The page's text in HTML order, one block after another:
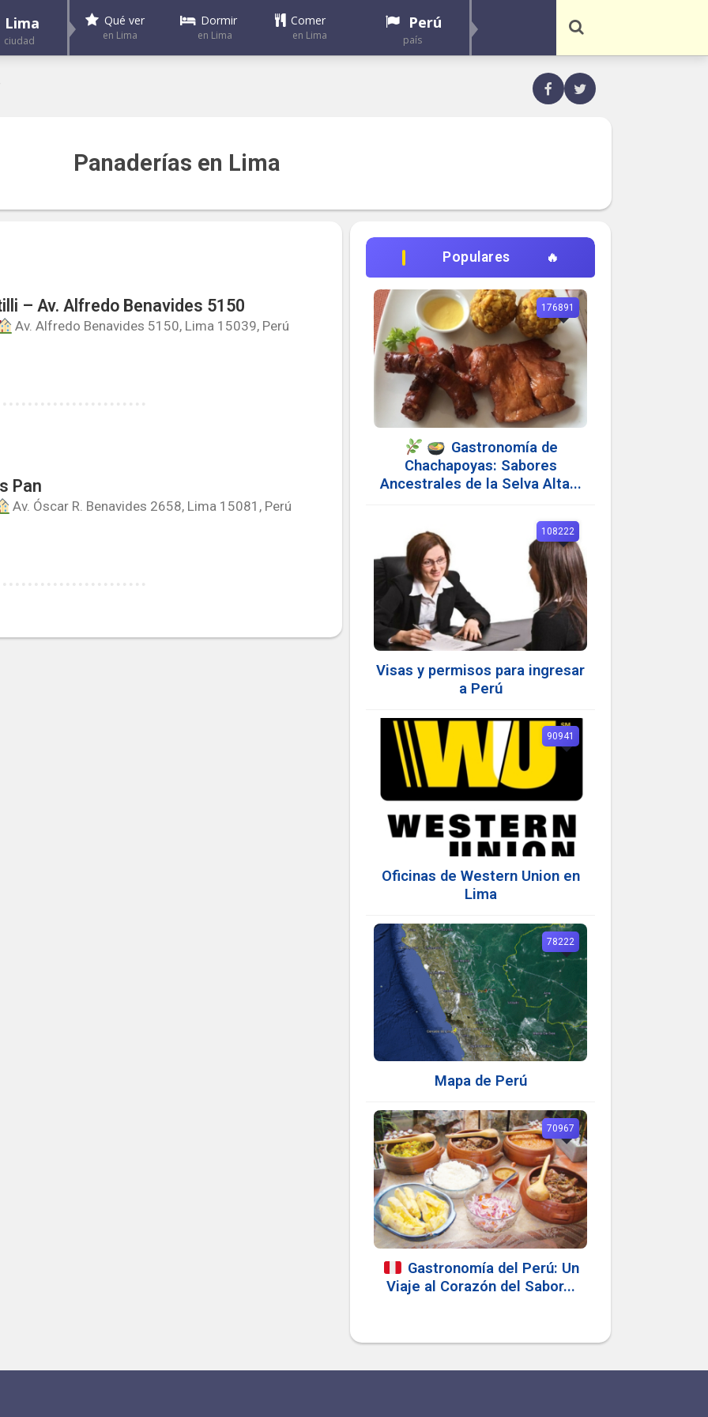
Lima
ciudad
Qué ver
en Lima
Dormir
en Lima
Comer
en Lima
Perú
país
Panaderías en Lima
– Av. Alfredo Benavides 5150
Av. Alfredo Benavides 5150, Lima 15039, Perú
Pan
Av. Óscar R. Benavides 2658, Lima 15081, Perú
Populares
Gastronomía de
Chachapoyas: Sabores
Ancestrales de la Selva Alta...
176891
Visas y permisos para ingresar
a Perú
108222
Oficinas de Western Union en
Lima
90941
Mapa de Perú
78222
Gastronomía del Perú: Un
Viaje al Corazón del Sabor...
70967